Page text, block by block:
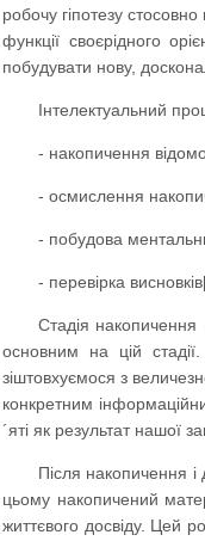
робочу гіпотезу
функції своєрідного
побудувати нову,
Інтелектуальний
- накопичення
- осмислення
- побудова
- перевірка
Стадія накопичення
основним на цій
зіштовхуємося з
конкретним
´яті як результат нашої
Після накопичення
цьому накопичений
життєвого досвіду. Цей